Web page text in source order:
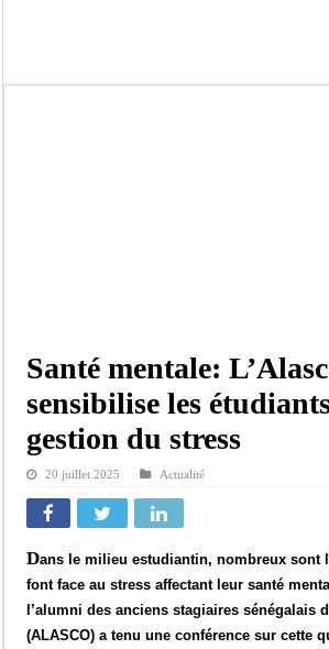
Santé mentale:
sensibilise les
gestion du stress
20 juillet 2025 Actualité
Dans le milieu estudiantin, nombreux sont
font face au stress affectant leur santé
l’alumni des anciens stagiaires sénégalais
(ALASCO) a tenu une conférence sur cette